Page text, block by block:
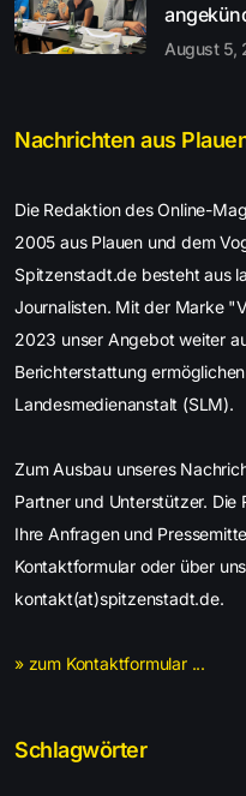
August 5,
Nachrichten aus
Die Redaktion des Online-
2005 aus Plauen und dem
Spitzenstadt.de besteht aus
Journalisten. Mit der Marke
2023 unser Angebot weiter
Berichterstattung
Landesmedienanstalt (SLM).
Zum Ausbau unseres
Partner und Unterstützer. Die
Ihre Anfragen und
Kontaktformular oder über
kontakt(at)spitzenstadt.de.
» zum Kontaktformular ...
Schlagwörter